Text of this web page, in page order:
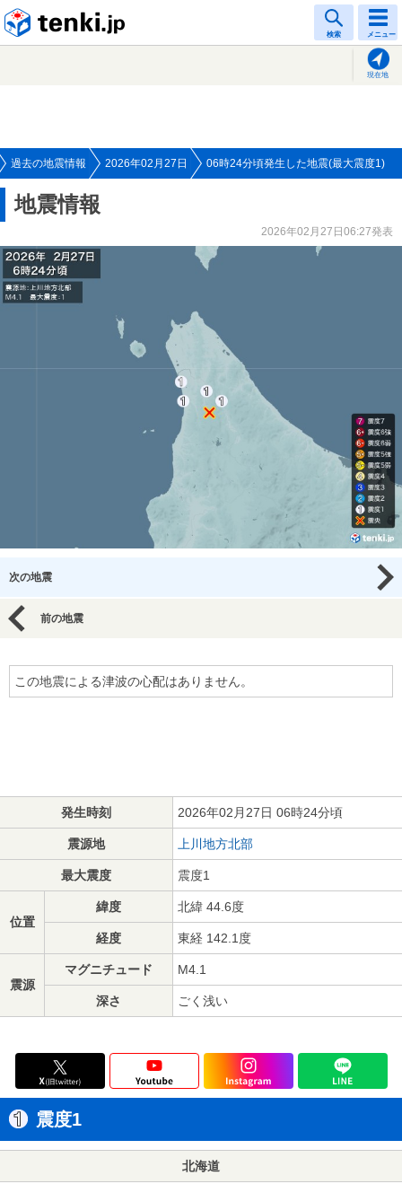
検索 メニュー
現在地
過去の地震情報 2026年02月27日 06時24分頃発生した地震(最大震度1)
地震情報
2026年02月27日06:27発表
次の地震
前の地震
この地震による津波の心配はありません。
発生時刻 2026年02月27日 06時24分頃
震源地 上川地方北部
最大震度 震度1
位置
緯度 北緯 44.6度
経度 東経 142.1度
震源
マグニチュード M4.1
深さ ごく浅い
震度1
北海道